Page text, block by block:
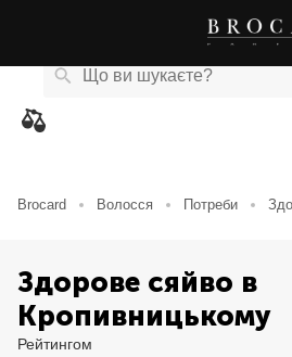
Brocard Волосся Потреби
Здорове сяйво в
Кропивницькому
Рейтингом